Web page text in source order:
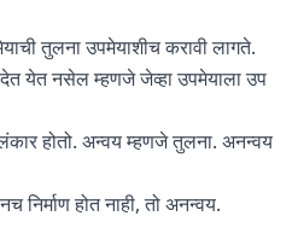
तुलना उपमेयाशीच करावी लागते.
येत नसेल म्हणजे जेव्हा उपमेयाला उप
होतो. अन्वय म्हणजे तुलना. अनन्वय
निर्माण होत नाही, तो अनन्वय.